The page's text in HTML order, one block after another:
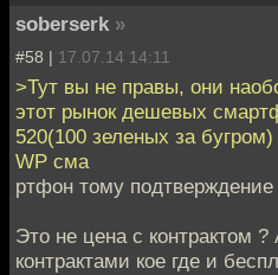
soberserk »
#58 | 17.07.14 14:11
>Тут вы не правы, они
этот рынок дешевых
520(100 зеленых за
WP сма
ртфон тому подтверждение
Это не цена с контрактом
контрактами кое где и